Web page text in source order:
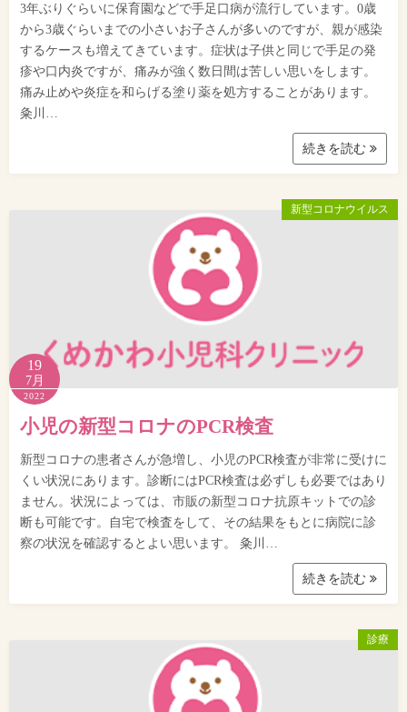
3年ぶりぐらいに保育園などで手足口病が流行しています。0歳
から3歳ぐらいまでの小さいお子さんが多いのですが、親が感染
するケースも増えてきています。症状は子供と同じで手足の発
疹や口内炎ですが、痛みが強く数日間は苦しい思いをします。
痛み止めや炎症を和らげる塗り薬を処方することがあります。
粂川…
続きを読む
新型コロナウイルス
19
7月
2022
小児の新型コロナのPCR検査
新型コロナの患者さんが急増し、小児のPCR検査が非常に受けに
くい状況にあります。診断にはPCR検査は必ずしも必要ではあり
ません。状況によっては、市販の新型コロナ抗原キットでの診
断も可能です。自宅で検査をして、その結果をもとに病院に診
察の状況を確認するとよい思います。 粂川…
続きを読む
診療